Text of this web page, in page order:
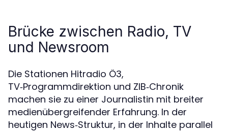
Brücke zwischen Radio, TV
und Newsroom
Die Stationen Hitradio Ö3,
TV‑Programmdirektion und ZIB‑Chronik
machen sie zu einer Journalistin mit breiter
medienübergreifender Erfahrung. In der
heutigen News‑Struktur, in der Inhalte parallel